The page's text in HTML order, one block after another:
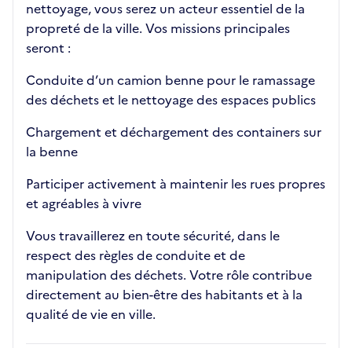
nettoyage, vous serez un acteur essentiel de la
propreté de la ville. Vos missions principales
seront :
Conduite d’un camion benne pour le ramassage
des déchets et le nettoyage des espaces publics
Chargement et déchargement des containers sur
la benne
Participer activement à maintenir les rues propres
et agréables à vivre
Vous travaillerez en toute sécurité, dans le
respect des règles de conduite et de
manipulation des déchets. Votre rôle contribue
directement au bien-être des habitants et à la
qualité de vie en ville.